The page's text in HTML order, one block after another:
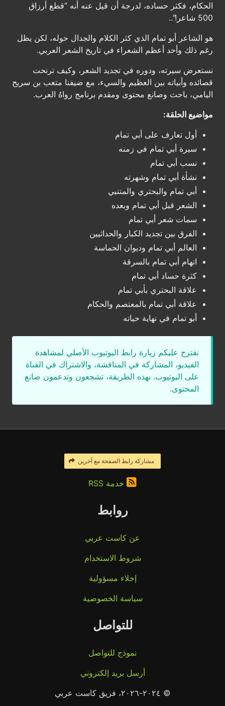
الحكام، فكثر حساده، لدرجة أن قيل عنه أنه “قطع أرزاق
500 شاعر!”..
هو الشاعر أبو تمام الذي كثر الكلام والجدال حوله، لكن يظل
رغم ذلك وأحد أعظم الشعراء في تاريخ الشعر العربي.
نستعرض سيرته، ودوره في تجديد الشعر، وكيف ترنحت
قصائده وأبياته بين العظيم والسيء، مع ضيفنا متعب بن سريح
اليامي، باحث وصانع محتوى ومقدم برنامج رواهُ العرب.
مواضيع الحلقة:
أول تعارف على أبي تمام
سيرة أبي تمام في زمنه
نسب أبي تمام
نشأة أبي تمام وشهرته
أبي تمام والبحتري والمتنبي
الشعر قبل أبي تمام وبعده
سمات شعر أبي تمام
الفرق بين تجديد الكبار والحداثيين
العالم أبي تمام وديوان الحماسة
اتهام أبي تمام بالسرقة
كثرة حساد أبي تمام
علاقة البحتري بأبي تمام
علاقة أبي تمام بالمعتصم والحكام
أبو تمام في نهاية حياته
نقترح عليكم زيارة رابط اليوتيوب الأصلي لمشاهدة
الفيديو، المشاركة في المناقشة، والاشتراك في القناة
على اليوتيوب. بهذه الطريقة، تشجعون وتدعمون صانع
المحتوى.
مشاركة رابط الصفحة مع آخرين
خدمة RSS
روابط
عن كاست عربي
شروط الاستخدام
إخلاء مسؤولية
سياسة الخصوصية
للتواصل
نموذج للتواصل
أرسل بريد إلكتروني
© ٢٠٢٤-٢٠٢٦، فريق كاست عربي